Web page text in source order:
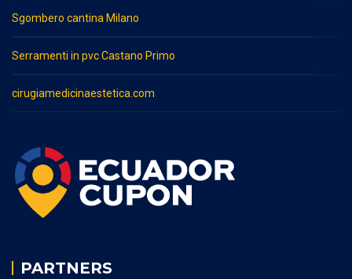
Sgombero cantina Milano
Serramenti in pvc Castano Primo
cirugiamedicinaestetica.com
PARTNERS